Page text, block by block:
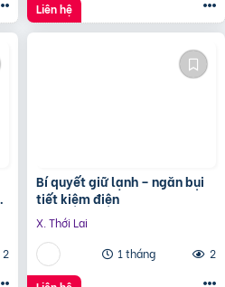
Liên hệ
2
Bí quyết giữ lạnh – ngăn bụi
tiết kiệm điện
X. Thới Lai
1 tháng
2